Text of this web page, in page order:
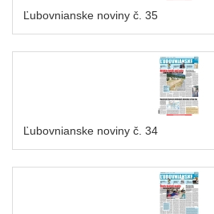
Ľubovnianske noviny č. 35
Ľubovnianske noviny č. 34